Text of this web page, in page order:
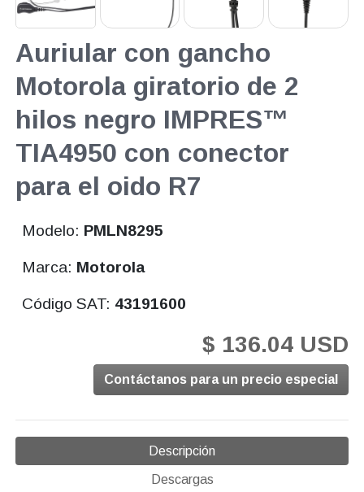
Auriular con gancho
Motorola giratorio de 2
hilos negro IMPRES™
TIA4950 con conector
para el oido R7
Modelo: PMLN8295
Marca: Motorola
Código SAT: 43191600
$ 136.04 USD
Contáctanos para un precio especial
Descripción
Descargas